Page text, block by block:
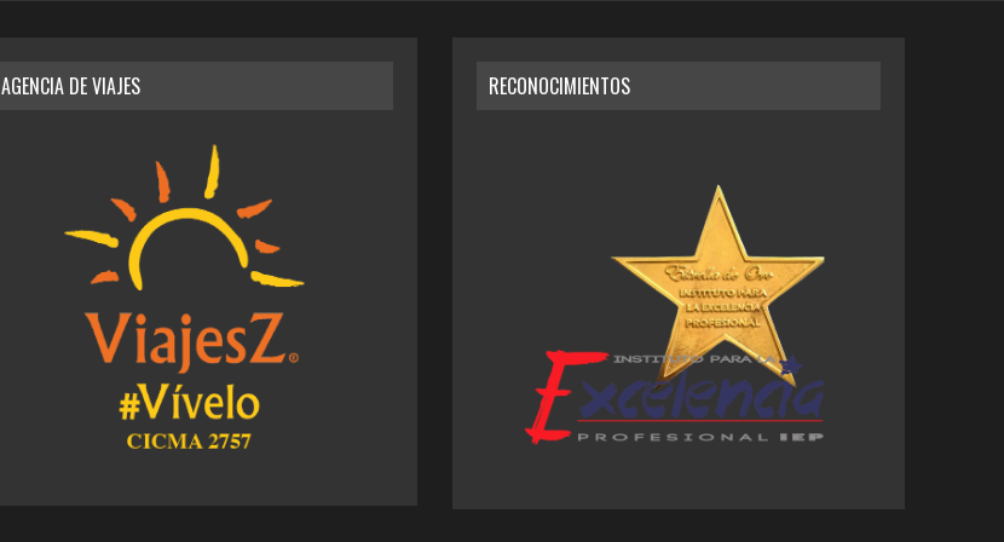
AGENCIA DE VIAJES RECONOCIMIENTOS